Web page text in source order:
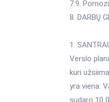
7.9.
8. DARBŲ
1.
Verslo
kuri
yra viena: